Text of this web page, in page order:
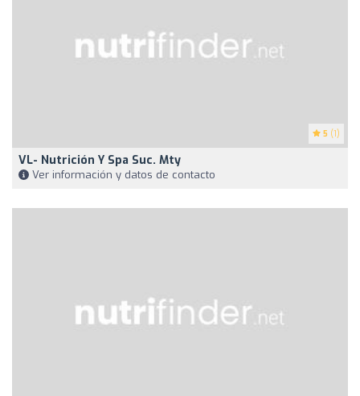
5 (1)
VL- Nutrición Y Spa Suc. Mty
Ver información y datos de contacto